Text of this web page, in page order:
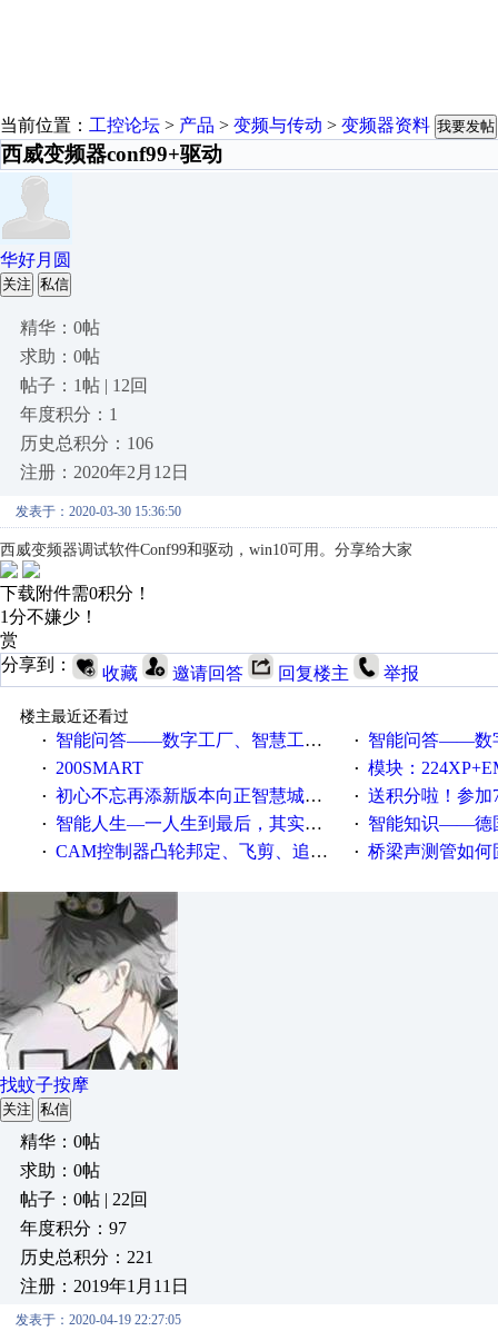
当前位置： 工控论坛 > 产品 > 变频与传动 > 变频器资料 我要发帖
西威变频器conf99+驱动
华好月圆
关注 私信
精华：0帖
求助：0帖
帖子：1帖 | 12回
年度积分：1
历史总积分：106
注册：2020年2月12日
发表于：2020-03-30 15:36:50
西威变频器调试软件Conf99和驱动，win10可用。分享给大家
下载附件需0积分！
1分不嫌少！
赏
分享到：
收藏 邀请回答 回复楼主 举报
楼主最近还看过
·
智能问答——数字工厂、智慧工厂和智能制造三者的区别是什么？ · 智能问答——数字化工厂与
· 200SMART · 模块：
· 初心不忘再添新版本向正智慧城市云展厅3.0版亮相 · 送积分啦！参加7月6日
· 智能人生—一人生到最后，其实拼的都是人品 · 智能知识——德国工业崛起
· CAM控制器凸轮邦定、飞剪、追剪等C功能块 · 桥梁声测管如何固
找蚊子按摩
关注 私信
精华：0帖
求助：0帖
帖子：0帖 | 22回
年度积分：97
历史总积分：221
注册：2019年1月11日
发表于：2020-04-19 22:27:05